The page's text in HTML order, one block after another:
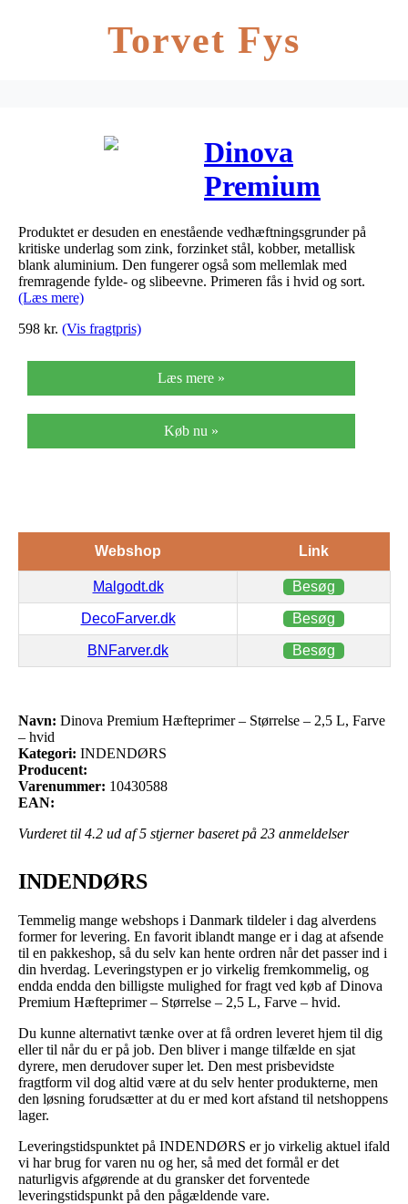
Torvet Fys
Dinova
Premium
Hæfteprimer –
Størrelse – 2,5
L, Farve –
Produktet er desuden en enestående vedhæftningsgrunder på
kritiske underlag som zink, forzinket stål, kobber, metallisk
blank aluminium. Den fungerer også som mellemlak med
fremragende fylde- og slibeevne. Primeren fås i hvid og sort.
(Læs mere)
598 kr. (Vis fragtpris)
Læs mere »
Køb nu »
Webshop Link
Malgodt.dk Besøg
DecoFarver.dk Besøg
BNFarver.dk Besøg
Navn: Dinova Premium Hæfteprimer – Størrelse – 2,5 L, Farve
– hvid
Kategori: INDENDØRS
Producent:
Varenummer: 10430588
EAN:
Vurderet til 4.2 ud af 5 stjerner baseret på 23 anmeldelser
INDENDØRS
Temmelig mange webshops i Danmark tildeler i dag alverdens
former for levering. En favorit iblandt mange er i dag at afsende
til en pakkeshop, så du selv kan hente ordren når det passer ind i
din hverdag. Leveringstypen er jo virkelig fremkommelig, og
endda endda den billigste mulighed for fragt ved køb af Dinova
Premium Hæfteprimer – Størrelse – 2,5 L, Farve – hvid.
Du kunne alternativt tænke over at få ordren leveret hjem til dig
eller til når du er på job. Den bliver i mange tilfælde en sjat
dyrere, men derudover super let. Den mest prisbevidste
fragtform vil dog altid være at du selv henter produkterne, men
den løsning forudsætter at du er med kort afstand til netshoppens
lager.
Leveringstidspunktet på INDENDØRS er jo virkelig aktuel ifald
vi har brug for varen nu og her, så med det formål er det
naturligvis afgørende at du gransker det forventede
leveringstidspunkt på den pågældende vare.